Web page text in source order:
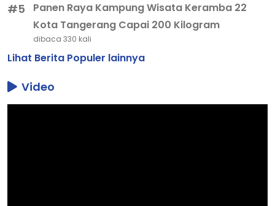
#5
Panen Raya Kampung Wisata Keramba 22
Kota Tangerang Capai 200 Kilogram
dibaca 330 kali
Lihat Berita Populer lainnya
Video